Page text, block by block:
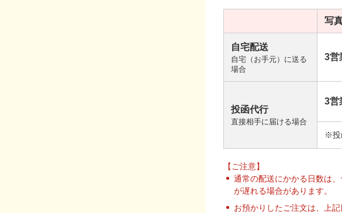
写
自宅配送
自宅（お手元）に送る
場合
3営
投函代行
直接相手に届ける場合
3営
※投
【ご注意】
通常の配送にかかる日数は
が遅れる場合があります。
お預かりしたご注文は、上